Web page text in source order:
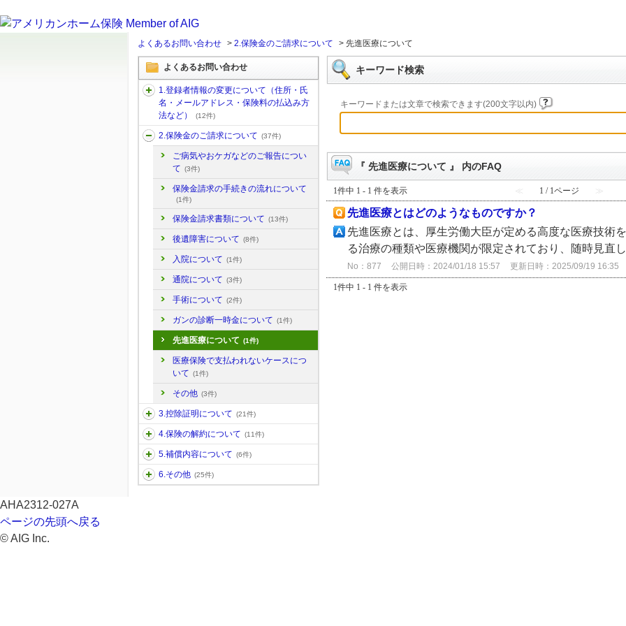
よくあるお問い合わせ > 2.保険金のご請求について > 先進医療について
よくあるお問い合わせ
1.登録者情報の変更について（住所・氏
名・メールアドレス・保険料の払込み方
法など）
(12件)
2.保険金のご請求について (37件)
ご病気やおケガなどのご報告につい
て (3件)
保険金請求の手続きの流れについて
(1件)
保険金請求書類について (13件)
後遺障害について (8件)
入院について (1件)
通院について (3件)
手術について (2件)
ガンの診断一時金について (1件)
先進医療について (1件)
医療保険で支払われないケースにつ
いて (1件)
その他 (3件)
3.控除証明について (21件)
4.保険の解約について (11件)
5.補償内容について (6件)
6.その他 (25件)
キーワード検索
キーワードまたは文章で検索できます(200文字以内)
『 先進医療について 』 内のFAQ
1件中 1 - 1 件を表示 ≪ 1 / 1ページ ≫
先進医療とはどのようなものですか？
先進医療とは、厚生労働大臣が定める高度な医療技術
る治療の種類や医療機関が限定されており、随時見直
No：877 公開日時：2024/01/18 15:57 更新日時：2025/09/19 16:35
1件中 1 - 1 件を表示
AHA2312-027A
ページの先頭へ戻る
© AIG Inc.